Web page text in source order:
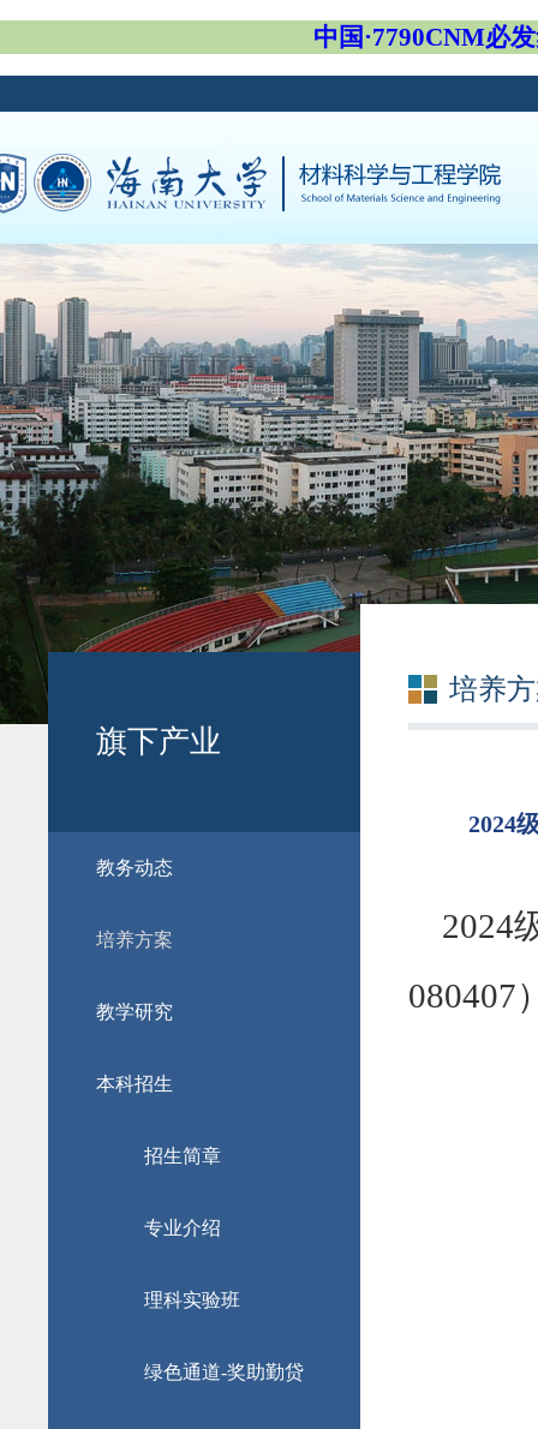
中国·7790CNM必
旗下产业
教务动态
培养方案
教学研究
本科招生
招生简章
专业介绍
理科实验班
绿色通道-奖助勤贷
培养
2024
2024
080407